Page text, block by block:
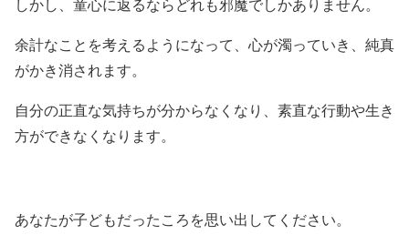
しかし、童心に返るならどれも邪魔でしかありません。
余計なことを考えるようになって、心が濁っていき、純真
がかき消されます。
自分の正直な気持ちが分からなくなり、素直な行動や生き
方ができなくなります。
あなたが子どもだったころを思い出してください。